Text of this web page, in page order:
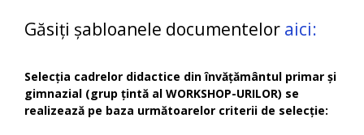
Găsiți șabloanele documentelor aici:
Selecția cadrelor didactice din învățământul primar și
gimnazial (grup țintă al WORKSHOP-URILOR) se
realizează pe baza următoarelor criterii de selecție: